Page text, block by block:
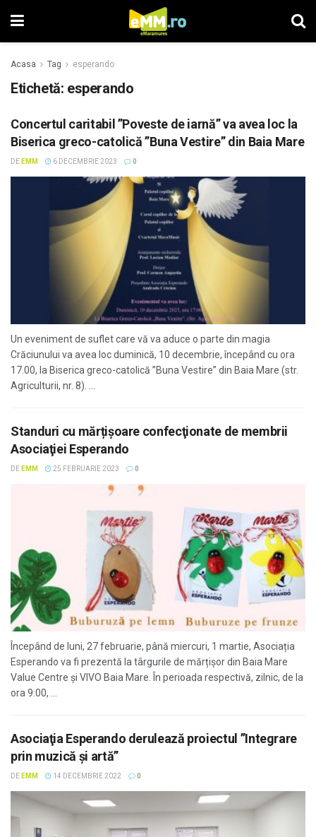
Acasa Tag esperando
Etichetă: esperando
Concertul caritabil ”Poveste de iarnă” va avea loc la
Biserica greco-catolică ”Buna Vestire” din Baia Mare
DE EMM 6 DECEMBRIE 2023 0
Un eveniment de suflet care vă va aduce o parte din magia
Crăciunului va avea loc duminică, 10 decembrie, începând cu ora
17.00, la Biserica greco-catolică ”Buna Vestire” din Baia Mare (str.
Agriculturii, nr. 8). ...
Standuri cu mărțișoare confecţionate de membrii
Asociaţiei Esperando
DE EMM 25 FEBRUARIE 2023 0
Începând de luni, 27 februarie, până miercuri, 1 martie, Asociația
Esperando va fi prezentă la târgurile de mărțișor din Baia Mare
Value Centre și VIVO Baia Mare. În perioada respectivă, zilnic, de la
ora 9:00, ...
Asociaţia Esperando derulează proiectul ”Integrare
prin muzică și artă”
DE EMM 14 DECEMBRIE 2022 0